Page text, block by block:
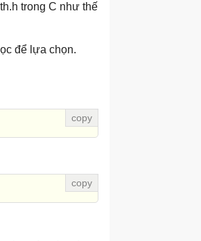
trong C như thế
để lựa chọn.